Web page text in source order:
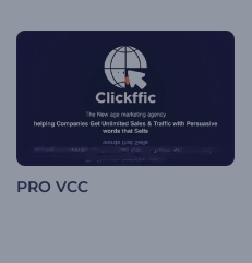
PRO VCC